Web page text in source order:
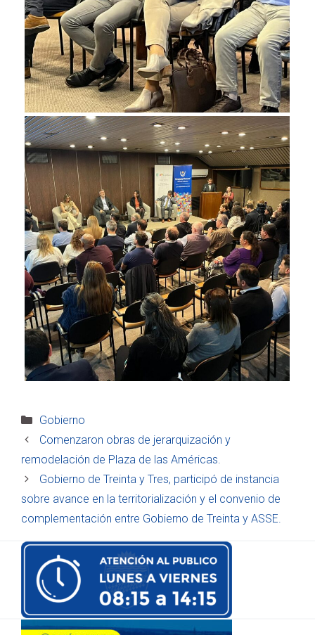
Categorías
Gobierno
Comenzaron obras de jerarquización y
remodelación de Plaza de las Américas.
Gobierno de Treinta y Tres, participó de instancia
sobre avance en la territorialización y el convenio de
complementación entre Gobierno de Treinta y ASSE.